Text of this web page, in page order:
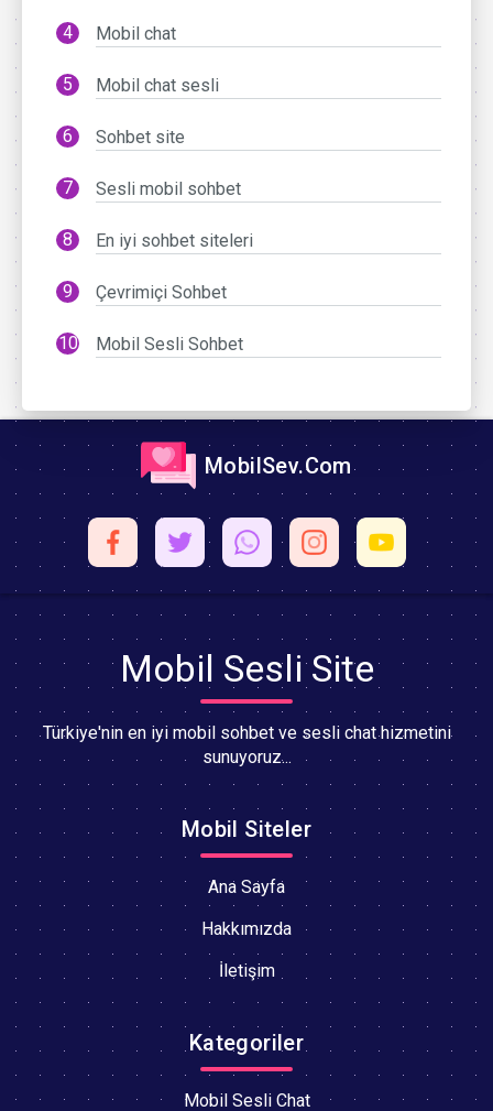
Mobil chat
Mobil chat sesli
Sohbet site
Sesli mobil sohbet
En iyi sohbet siteleri
Çevrimiçi Sohbet
Mobil Sesli Sohbet
MobilSev.Com
Mobil Sesli Site
Türkiye'nin en iyi mobil sohbet ve sesli chat hizmetini
sunuyoruz...
Mobil Siteler
Ana Sayfa
Hakkımızda
İletişim
Kategoriler
Mobil Sesli Chat